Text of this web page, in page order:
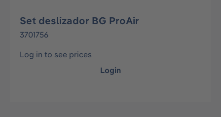
Set deslizador BG ProAir
3701756
Log in to see prices
Login